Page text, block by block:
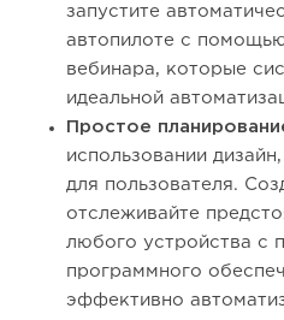
запустите
автопилоте с
вебинара, которые
идеальной
Простое
использовании
для пользователя.
отслеживайте
любого устройства с
программного
эффективно